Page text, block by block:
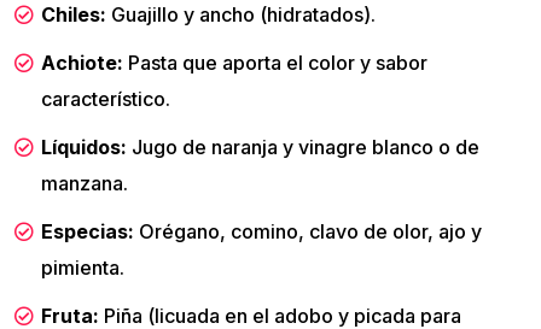
Chiles: Guajillo y ancho (hidratados).
Achiote: Pasta que aporta el color y sabor
característico.
Líquidos: Jugo de naranja y vinagre blanco o de
manzana.
Especias: Orégano, comino, clavo de olor, ajo y
pimienta.
Fruta: Piña (licuada en el adobo y picada para